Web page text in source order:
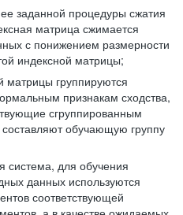
заданной процедуры сжатия
матрица сжимается
с понижением размерности
индексной матрицы;
матрицы группируются
признакам сходства,
сгруппированным
обучающую группу
для обучения
данных используются
соответствующей